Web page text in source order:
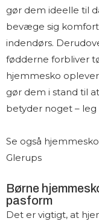
gør dem ideelle til
bevæge sig
indendørs.
fødderne forbliver
hjemmesko
gør dem i stand til
betyder noget –
Se også
Glerups
Børne
pasform
Det er vigtigt, at